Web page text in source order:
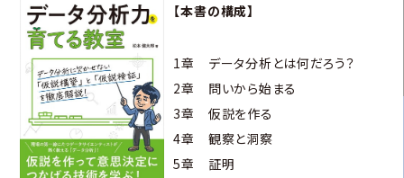
【本書の構成】
1章 データ分析とは何だろう？
2章 問いから始まる
3章 仮説を作る
4章 観察と洞察
5章 証明